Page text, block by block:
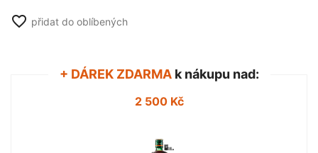
favorite_border přidat do oblíbených
+ DÁREK ZDARMAk nákupu nad:
2 500 Kč